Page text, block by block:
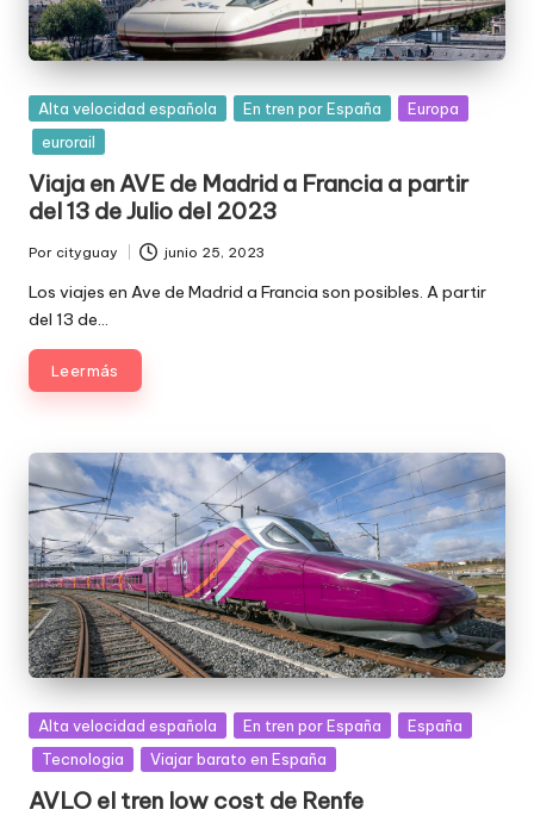
Publicada
en
Alta velocidad española En tren por España
Europa
eurorail
Viaja en AVE de Madrid a Francia a partir
del 13 de Julio del 2023
Publicado
por
Por cityguay junio 25, 2023
Los viajes en Ave de Madrid a Francia son posibles. A partir
del 13 de…
Leer más
Publicada
en
Alta velocidad española En tren por España
España
Tecnologia
Viajar barato en España
AVLO el tren low cost de Renfe